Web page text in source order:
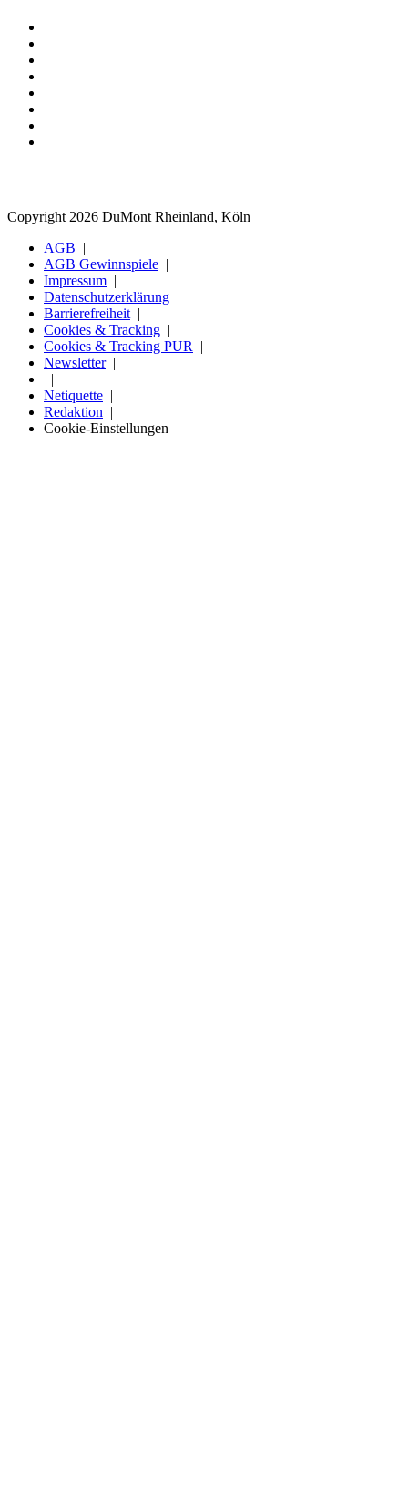
Copyright 2026 DuMont Rheinland, Köln
AGB
AGB Gewinnspiele
Impressum
Datenschutzerklärung
Barrierefreiheit
Cookies & Tracking
Cookies & Tracking PUR
Newsletter
Netiquette
Redaktion
Cookie-Einstellungen